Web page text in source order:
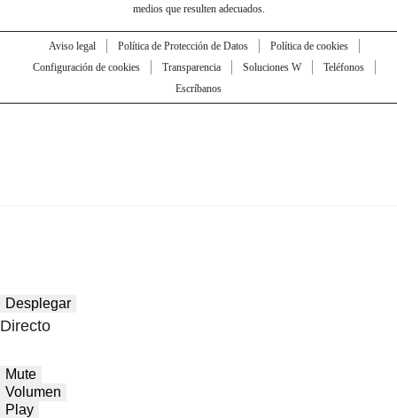
medios que resulten adecuados.
Aviso legal Política de Protección de Datos
Política de cookies
Configuración de cookies
Transparencia Soluciones W
Teléfonos
Escríbanos
Desplegar
Directo
Mute
Volumen
Play